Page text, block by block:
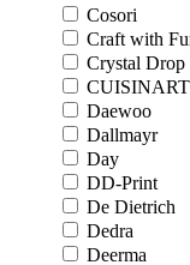
Cosori
Craft with
Crystal Drop
CUISINART
Daewoo
Dallmayr
Day
DD-Print
De Dietrich
Dedra
Deerma